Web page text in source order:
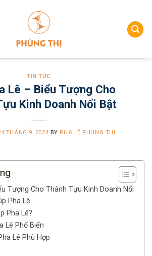
TIN TỨC
Lê – Biểu Tượng Cho
Kinh Doanh Nổi Bật
THÁNG 9, 2024 BY PHA LÊ PHÙNG THỊ
Tượng Cho Thành Tựu Kinh Doanh Nổi
Pha Lê
Pha Lê?
Lê Phổ Biến
Lê Phù Hợp